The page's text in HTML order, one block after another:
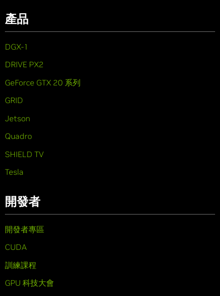
產品
DGX-1
DRIVE PX2
GeForce GTX 20 系列
GRID
Jetson
Quadro
SHIELD TV
Tesla
開發者
開發者專區
CUDA
訓練課程
GPU 科技大會